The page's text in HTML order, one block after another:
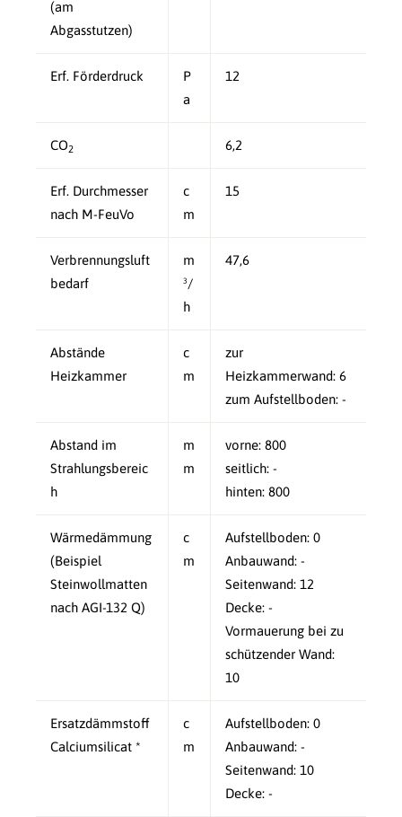
(am
Abgasstutzen)
Erf. Förderdruck
P
a
12
CO2 6,2
Erf. Durchmesser
nach M-FeuVo
c
m
15
Verbrennungsluft
bedarf
m
³/
h
47,6
Abstände
Heizkammer
c
m
zur
Heizkammerwand: 6
zum Aufstellboden: -
Abstand im
Strahlungsbereic
h
m
m
vorne: 800
seitlich: -
hinten: 800
Wärmedämmung
(Beispiel
Steinwollmatten
nach AGI-132 Q)
c
m
Aufstellboden: 0
Anbauwand: -
Seitenwand: 12
Decke: -
Vormauerung bei zu
schützender Wand:
10
Ersatzdämmstoff
Calciumsilicat *
c
m
Aufstellboden: 0
Anbauwand: -
Seitenwand: 10
Decke: -